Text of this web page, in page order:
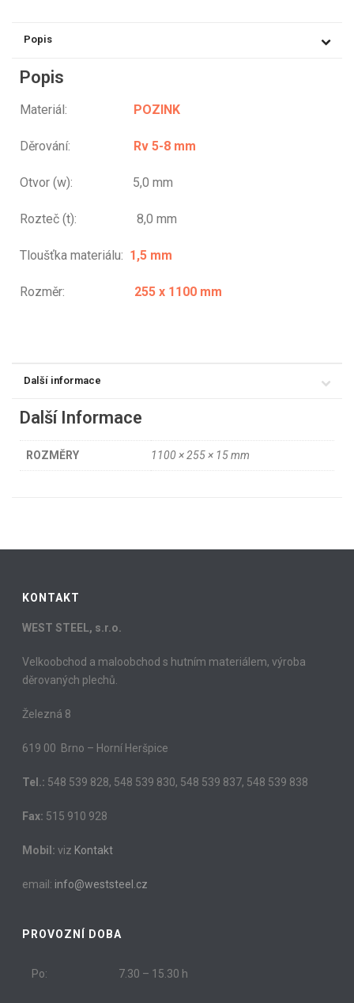
Popis
Popis
Materiál: POZINK
Děrování: Rv 5-8 mm
Otvor (w): 5,0 mm
Rozteč (t): 8,0 mm
Tloušťka materiálu: 1,5 mm
Rozměr: 255 x 1100 mm
Další informace
Další Informace
ROZMĚRY 1100 × 255 × 15 mm
KONTAKT
WEST STEEL, s.r.o.
Velkoobchod a maloobchod s hutním materiálem, výroba
děrovaných plechů.
Železná 8
619 00 Brno – Horní Heršpice
Tel.: 548 539 828, 548 539 830, 548 539 837, 548 539 838
Fax: 515 910 928
Mobil: viz Kontakt
email: info@weststeel.cz
PROVOZNÍ DOBA
Po: 7.30 – 15.30 h